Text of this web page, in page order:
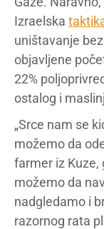
Izraelska
uništavanje
objavljene
22%
ostalog i
„Srce nam se
možemo da
farmer iz Kuze,
možemo da
nadgledamo i
razornog rata